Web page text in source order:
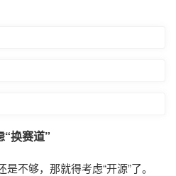
换赛道”
不够，那就得考虑“开源”了。